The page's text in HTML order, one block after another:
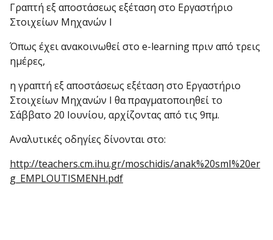
Γραπτή εξ αποστάσεως εξέταση στο Εργαστήριο
Στοιχείων Μηχανών Ι
Όπως έχει ανακοινωθεί στο e-learning πριν από τρεις
ημέρες,
η γραπτή εξ αποστάσεως εξέταση στο Εργαστήριο
Στοιχείων Μηχανών Ι θα πραγματοποιηθεί το
Σάββατο 20 Ιουνίου, αρχίζοντας από τις 9πμ.
Αναλυτικές οδηγίες δίνονται στο:
http://teachers.cm.ihu.gr/moschidis/anak%20smI%20er
g_EMPLOUTISMENH.pdf